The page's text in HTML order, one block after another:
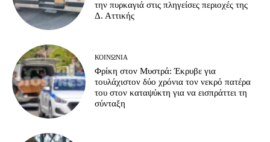
την πυρκαγιά στις πληγείσες περιοχές της
Δ. Αττικής
ΚΟΙΝΩΝΊΑ
Φρίκη στον Μυστρά: Έκρυβε για
τουλάχιστον δύο χρόνια τον νεκρό πατέρα
του στον καταψύκτη για να εισπράττει τη
σύνταξη